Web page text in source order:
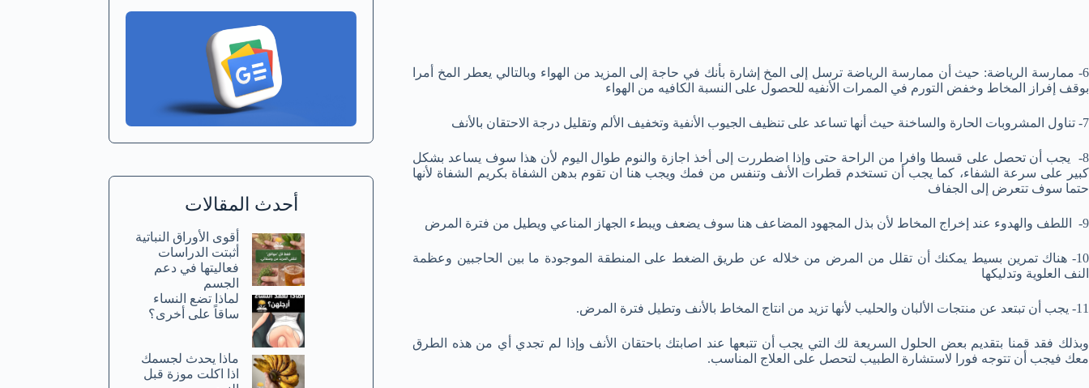
6- ممارسة الرياضة: حيث أن ممارسة الرياضة ترسل إلى المخ إشارة بأنك في حاجة إلى المزيد من الهواء وبالتالي يعطر المخ أمرا
بوقف إفراز المخاط وخفض التورم في الممرات الأنفيه للحصول على النسبة الكافيه من الهواء
7- تناول المشروبات الحارة والساخنة حيث أنها تساعد على تنظيف الجيوب الأنفية وتخفيف الألم وتقليل درجة الاحتقان بالأنف
8- يجب أن تحصل على قسطا وافرا من الراحة حتى وإذا اضطررت إلى أخذ اجازة والنوم طوال اليوم لأن هذا سوف يساعد بشكل
كبير على سرعة الشفاء، كما يجب أن تستخدم قطرات الأنف وتنفس من فمك ويجب هنا ان تقوم بدهن الشفاة بكريم الشفاة لأنها
حتما سوف تتعرض إلى الجفاف
9- اللطف والهدوء عند إخراج المخاط لأن بذل المجهود المضاعف هنا سوف يضعف ويبطء الجهاز المناعي ويطيل من فترة المرض
10- هناك تمرين بسيط يمكنك أن تقلل من المرض من خلاله عن طريق الضغط على المنطقة الموجودة ما بين الحاجبين وعظمة
النف العلوية وتدليكها
11- يجب أن تبتعد عن منتجات الألبان والحليب لأنها تزيد من انتاج المخاط بالأنف وتطيل فترة المرض.
وبذلك فقد قمنا بتقديم بعض الحلول السريعة لك التي يجب أن تتبعها عند اصابتك باحتقان الأنف وإذا لم تجدي أي من هذه الطرق
معك فيجب أن تتوجه فورا لاستشارة الطبيب لتحصل على العلاج المناسب.
أحدث المقالات
أقوى الأوراق النباتية
أثبتت الدراسات
فعاليتها في دعم
الجسم
لماذا تضع النساء
ساقاً على أخرى؟
ماذا يحدث لجسمك
اذا اكلت موزة قبل